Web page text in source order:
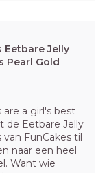
Eetbare Jelly
Pearl Gold
are a girl's best
de Eetbare Jelly
van FunCakes til
naar een heel
Want wie